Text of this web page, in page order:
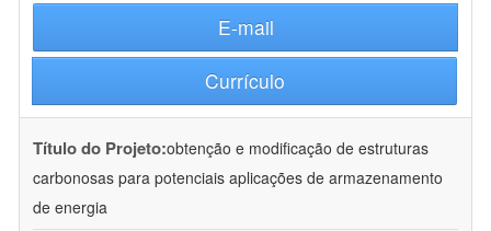
E-mail
Currículo
Título do Projeto:obtenção e modificação de estruturas
carbonosas para potenciais aplicações de armazenamento
de energia